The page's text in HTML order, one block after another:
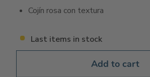
Cojín rosa con textura
Last items in stock
Add to cart